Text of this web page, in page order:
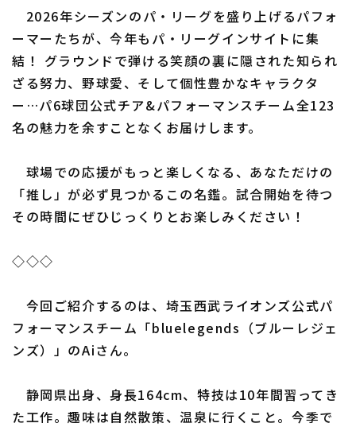
ファーム中地区
ファーム西地区
交流戦
北海道日本ハムファイターズ
東北楽天ゴールデンイーグルス
埼玉西武ライオンズ
千葉ロッテマリーンズ
オリックス・バファローズ
福岡ソフトバンクホークス
設定
利用規約 プライバシーポリシー
2026年シーズンのパ・リーグを盛り上げるパフォ
ーマーたちが、今年もパ・リーグインサイトに集
結！ グラウンドで弾ける笑顔の裏に隠された知られ
ざる努力、野球愛、そして個性豊かなキャラクタ
ー…パ6球団公式チア&パフォーマンスチーム全123
名の魅力を余すことなくお届けします。
球場での応援がもっと楽しくなる、あなただけの
「推し」が必ず見つかるこの名鑑。試合開始を待つ
その時間にぜひじっくりとお楽しみください！
◇◇◇
今回ご紹介するのは、埼玉西武ライオンズ公式パ
フォーマンスチーム「bluelegends（ブルーレジェ
ンズ）」のAiさん。
静岡県出身、身長164cm、特技は10年間習ってき
た工作。趣味は自然散策、温泉に行くこと。今季で